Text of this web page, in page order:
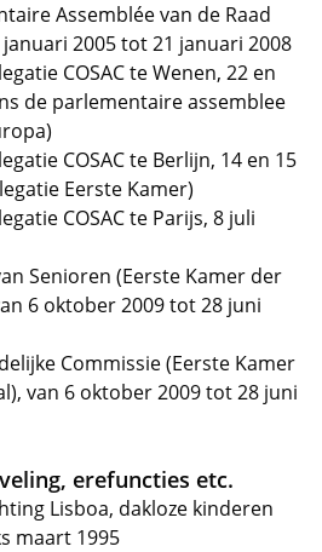
Assemblée van de Raad
2005 tot 21 januari 2008
COSAC te Wenen, 22 en
de parlementaire assemblee
COSAC te Berlijn, 14 en 15
Eerste Kamer)
COSAC te Parijs, 8 juli
Senioren (Eerste Kamer der
6 oktober 2009 tot 28 juni
Commissie (Eerste Kamer
van 6 oktober 2009 tot 28 juni
erefuncties etc.
Lisboa, dakloze kinderen
maart 1995